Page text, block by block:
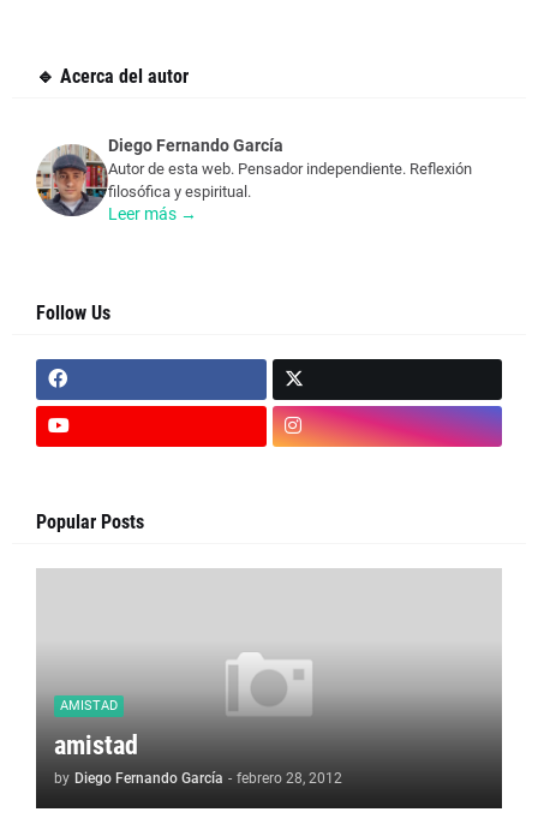
🔹 Acerca del autor
Diego Fernando García
Autor de esta web. Pensador independiente. Reflexión
filosófica y espiritual.
Leer más →
Follow Us
Popular Posts
AMISTAD
amistad
by Diego Fernando García - febrero 28, 2012